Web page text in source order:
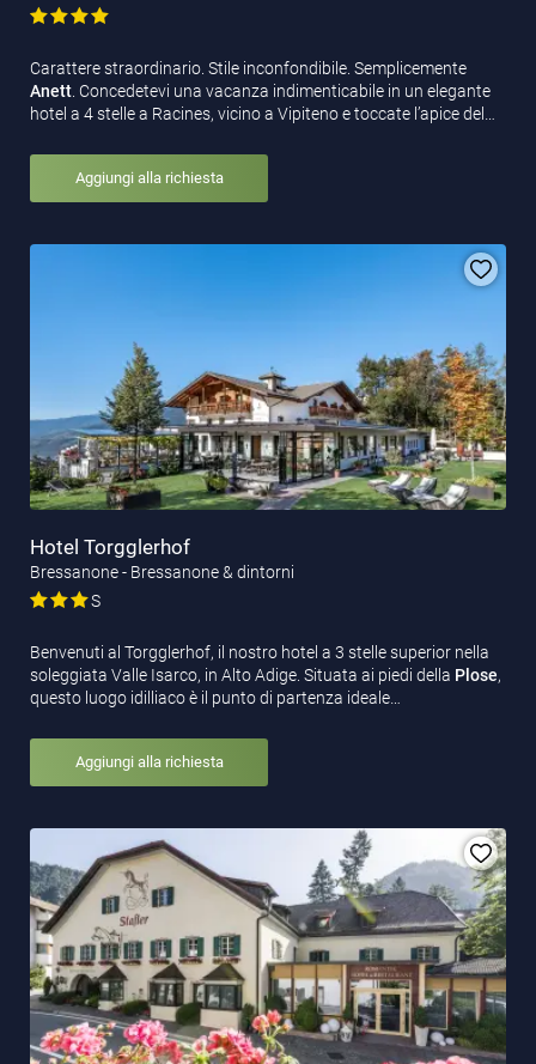
Carattere straordinario. Stile inconfondibile. Semplicemente
Anett . Concedetevi una vacanza indimenticabile in un elegante
hotel a 4 stelle a Racines, vicino a Vipiteno e toccate l’apice del…
Aggiungi alla richiesta
Hotel Torgglerhof
Bressanone - Bressanone & dintorni
S
Benvenuti al Torgglerhof, il nostro hotel a 3 stelle superior nella
soleggiata Valle Isarco, in Alto Adige. Situata ai piedi della Plose,
questo luogo idilliaco è il punto di partenza ideale…
Aggiungi alla richiesta